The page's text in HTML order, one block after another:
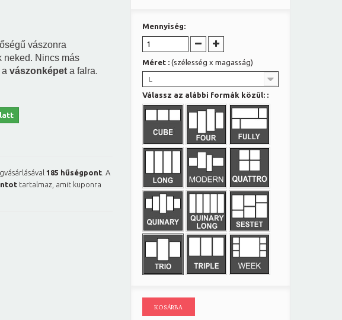
vászonra
neked. Nincs más
vászonképet a falra.
185 hűségpont . A
tartalmaz, amit kuponra
Mennyiség:
Méret : (szélesség x magasság)
L
Válassz az alábbi formák közül: :
KOSÁRBA